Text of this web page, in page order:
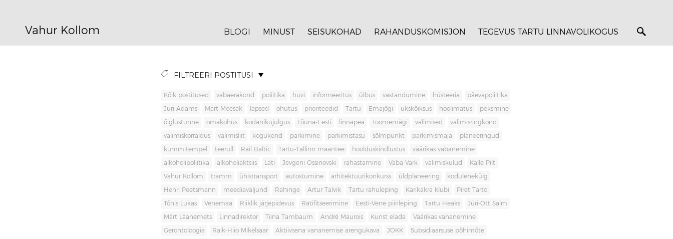
Vahur Kollom BLOGI MINUST SEISUKOHAD RAHANDUSKOMISJON TEGEVUS TARTU LINNAVOLIKOGUS
FILTREERI POSTITUSI
Kõik postitused vabaerakond poliitika huvi informeeritus ülbus vastandumine hüsteeria päevapoliitika
Jüri Adams Märt Meesak lapsed ohutus prioriteedid Tartu Emajõgi ükskõiksus hoolimatus peksmine
õiglustunne omakohus kodanikujulgus Lõuna-Eesti linnapea Toomemägi valimised valimisringkond
valimiskorraldus valimisliit kogukond parkimine parkimistasu sõlmpunkt parkimismaja planeeringud
kummitempel teerull Rail Baltic Tartu-Tallinn maantee hoolduskindlustus väärikas vabanemine
alkoholipoliitika alkoholiaktsiis Läti Jevgeni Ossinovski rahastamine Vaba Värk valimiskulud Kalle Pilt
Vahur Kollom tramm ühistransport autostumine arhitektuurikonkurss üldplaneering kodulehekülg
Henri Peetsmann meediaväljund Rahinge Artur Talvik Tartu rahuleping Karikakra klubi Piret Tarto
Tõnis Lukas Venemaa Riiklik järjepidevus Ratifitseerimine Eesti-Vene piirileping Tartu Heaks Jüri-Ott Salm
Märt Läänemets Linnadirektor Tiina Tambaum André Maurois Kunst elada Väärikas vananemine
Gerontoloogia Raik-Hiio Mikelsaar Aktiivsena vananemise arengukava JOKK Subsidiaarsuse põhimõte